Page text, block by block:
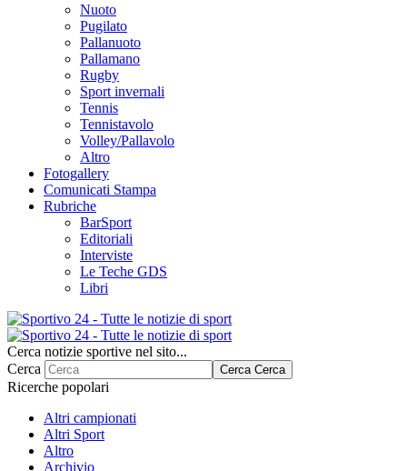
Nuoto
Pugilato
Pallanuoto
Pallamano
Rugby
Sport invernali
Tennis
Tennistavolo
Volley/Pallavolo
Altro
Fotogallery
Comunicati Stampa
Rubriche
BarSport
Editoriali
Interviste
Le Teche GDS
Libri
Cerca notizie sportive nel sito...
Cerca
Cerca Cerca
Ricerche popolari
Altri campionati
Altri Sport
Altro
Archivio